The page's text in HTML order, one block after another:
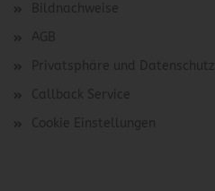
Bildnachweise
AGB
Privatsphäre und Datenschutz
Callback Service
Cookie Einstellungen